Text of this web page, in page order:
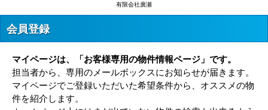
有限会社廣瀬
会員登録
マイページは、「お客様専用の物件情報ページ」です。
担当者から、専用のメールボックスにお知らせが届きます。
マイページでご登録いただいた希望条件から、オススメの物
件を紹介します。